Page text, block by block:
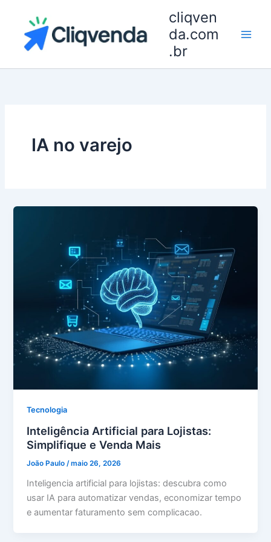
conteúdo
cliqven
da.com
.br
IA no varejo
Tecnologia
Inteligência Artificial para Lojistas:
Simplifique e Venda Mais
João Paulo/maio 26, 2026
Inteligencia artificial para lojistas: descubra como
usar IA para automatizar vendas, economizar tempo
e aumentar faturamento sem complicacao.